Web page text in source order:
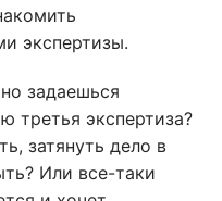
экспертизы.
задаешься
третья экспертиза?
затянуть дело в
Или все-таки